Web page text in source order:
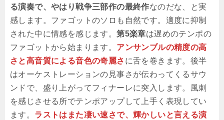
る演奏で、やはり戦争三部作の最終作なのだな、と実
感します。ファゴットのソロも自然です。適度に抑制
された中に情感を感じます。第5楽章は遅めのテンポの
ファゴットから始まります。 アンサンブルの精度の高
さと高音質による音色の奇麗さ に舌を巻きます。後半
はオーケストレーションの見事さが伝わってくるサウ
ンドで、盛り上がってフィナーレに突入します。風刺
を感じさせる所でテンポアップして上手く表現してい
ます。 ラストはまた凄い速さで、輝かしいと言える演